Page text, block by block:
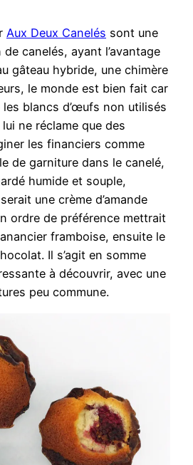
Aux Deux Canelés sont une
canelés, ayant l’avantage
gâteau hybride, une chimère
le monde est bien fait car
blancs d’œufs non utilisés
ne réclame que des
les financiers comme
de garniture dans le canelé,
humide et souple,
une crème d’amande
ordre de préférence mettrait
framboise, ensuite le
Il s’agit en somme
à découvrir, avec une
peu commune.